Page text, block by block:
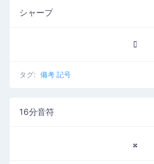
シャープ
𝄦
タグ: 備考 記号
16分音符
𝄪